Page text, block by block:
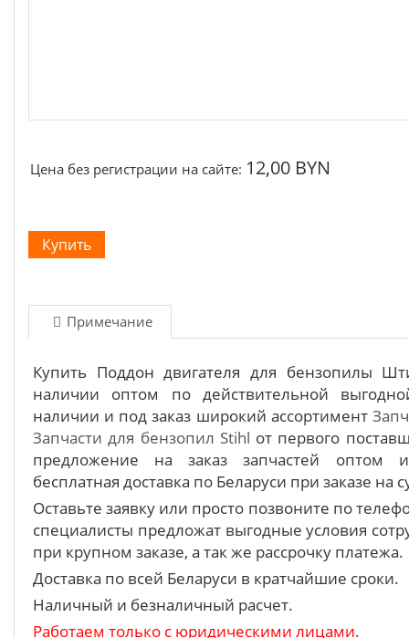
Цена без регистрации на сайте: 12,00 BYN
Примечание
Купить Поддон двигателя для бензопилы
наличии оптом по действительной
наличии и под заказ широкий ассортимент
Запчасти для бензопил Stihl от первого
предложение на заказ запчастей оптом
бесплатная доставка по Беларуси при заказе на
Оставьте заявку или просто позвоните по
специалисты предложат выгодные условия
при крупном заказе, а так же рассрочку платежа.
Доставка по всей Беларуси в кратчайшие сроки.
Наличный и безналичный расчет.
Работаем только с юридическими лицами.